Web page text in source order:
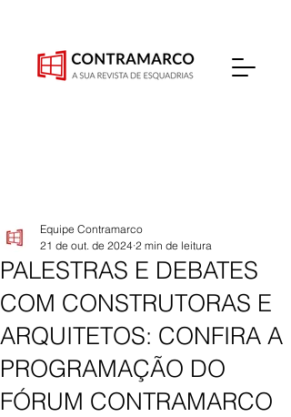
PALESTRAS E DEBATES
COM CONSTRUTORAS E
ARQUITETOS: CONFIRA A
PROGRAMAÇÃO DO
FÓRUM CONTRAMARCO
Equipe Contramarco
21 de out. de 2024 2 min de leitura